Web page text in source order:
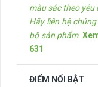
màu sắc theo yêu
Hãy liên hệ
bộ sản phẩm.
631
ĐIỂM NỔI BẬT